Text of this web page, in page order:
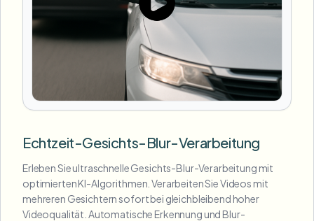
Echtzeit-Gesichts-Blur-Verarbeitung
Erleben Sie ultraschnelle Gesichts-Blur-Verarbeitung mit
optimierten KI-Algorithmen. Verarbeiten Sie Videos mit
mehreren Gesichtern sofort bei gleichbleibend hoher
Videoqualität. Automatische Erkennung und Blur-